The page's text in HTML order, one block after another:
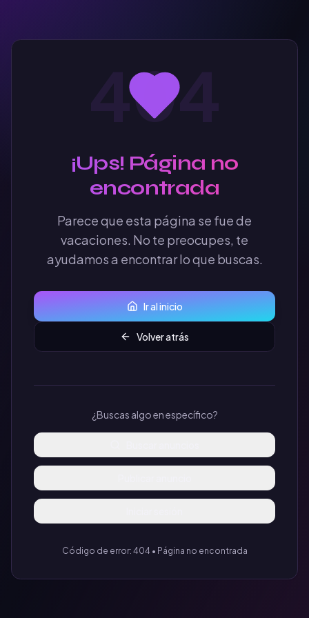
404
¡Ups! Página no
encontrada
Parece que esta página se fue de
vacaciones. No te preocupes, te
ayudamos a encontrar lo que buscas.
Ir al inicio
Volver atrás
¿Buscas algo en específico?
Código de error: 404 • Página no encontrada